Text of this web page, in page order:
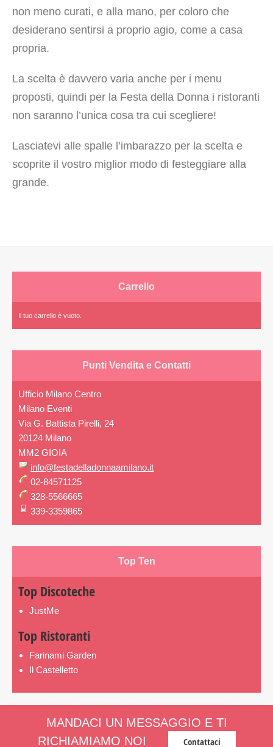
non meno curati, e alla mano, per coloro che
desiderano sentirsi a proprio agio, come a casa
propria.
La scelta è davvero varia anche per i menu
proposti, quindi per la Festa della Donna i ristoranti
non saranno l’unica cosa tra cui scegliere!
Lasciatevi alle spalle l’imbarazzo per la scelta e
scoprite il vostro miglior modo di festeggiare alla
grande.
Carrello
Il tuo carrello è vuoto.
Punti Vendita e Contatti
Ufficio Milano Centro
Milano Eventi
Via G. Battista Pirelli, 24
20124 Milano
MM2 GIOIA
info@festadelladonnaamilano.it
02-84571125
328-5566665
339-3359865
Top Ten
Top Discoteche
JustMe
Top Ristoranti
Farinami Garden
Il Castelletto
MANDACI UN MESSAGGIO E TI
RICHIAMIAMO NOI
Contattaci